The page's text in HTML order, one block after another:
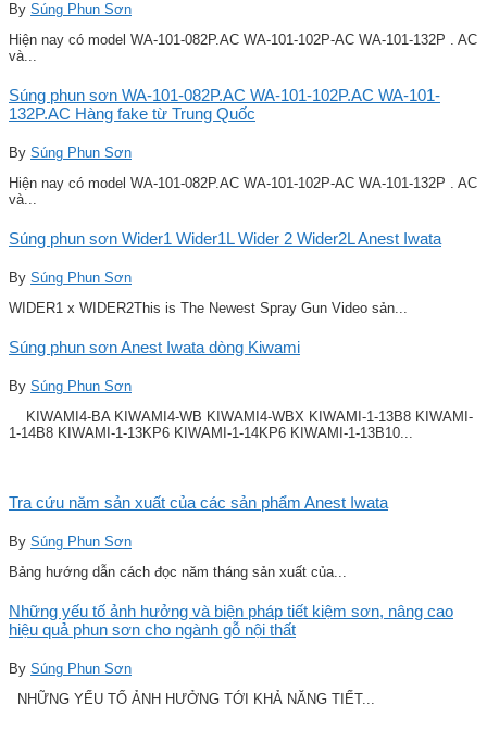
By Súng Phun Sơn
Hiện nay có model WA-101-082P.AC WA-101-102P-AC WA-101-132P . AC
và...
Súng phun sơn WA-101-082P.AC WA-101-102P.AC WA-101-
132P.AC Hàng fake từ Trung Quốc
By Súng Phun Sơn
Hiện nay có model WA-101-082P.AC WA-101-102P-AC WA-101-132P . AC
và...
Súng phun sơn Wider1 Wider1L Wider 2 Wider2L Anest Iwata
By Súng Phun Sơn
WIDER1 x WIDER2This is The Newest Spray Gun Video sản...
Súng phun sơn Anest Iwata dòng Kiwami
By Súng Phun Sơn
KIWAMI4-BA KIWAMI4-WB KIWAMI4-WBX KIWAMI-1-13B8 KIWAMI-
1-14B8 KIWAMI-1-13KP6 KIWAMI-1-14KP6 KIWAMI-1-13B10...
Tra cứu năm sản xuất của các sản phẩm Anest Iwata
By Súng Phun Sơn
Bảng hướng dẫn cách đọc năm tháng sản xuất của...
Những yếu tố ảnh hưởng và biện pháp tiết kiệm sơn, nâng cao
hiệu quả phun sơn cho ngành gỗ nội thất
By Súng Phun Sơn
NHỮNG YẾU TỐ ẢNH HƯỞNG TỚI KHẢ NĂNG TIẾT...